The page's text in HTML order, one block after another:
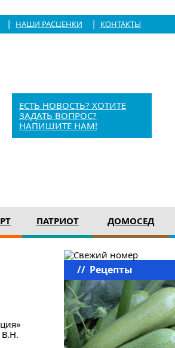
| НАШИ РАСЦЕНКИ | КОНТАКТЫ
ЕСТЬ НОВОСТЬ? ХОТИТЕ
ЗАДАТЬ ВОПРОС?
НАПИШИТЕ НАМ!
ПАТРИОТ ДОМОСЕД
В.Н.
// Рецепты